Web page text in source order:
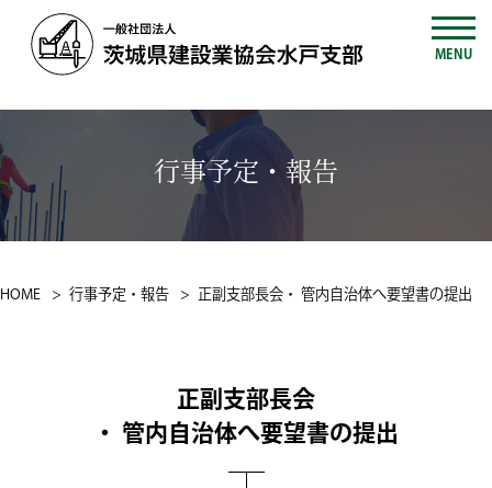
MENU
行事予定・報告
HOME 行事予定・報告 正副支部長会・ 管内自治体へ要望書の提出
正副支部長会
・ 管内自治体へ要望書の提出